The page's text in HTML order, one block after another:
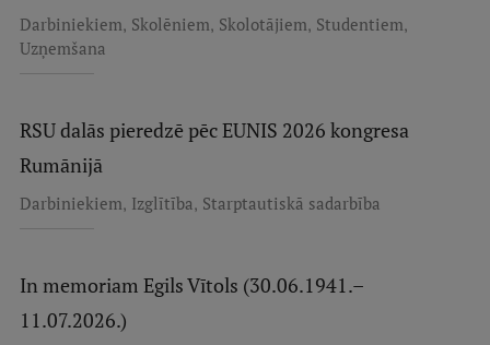
Darbiniekiem, Skolēniem, Skolotājiem, Studentiem,
Uzņemšana
RSU dalās pieredzē pēc EUNIS 2026 kongresa
Rumānijā
Darbiniekiem, Izglītība, Starptautiskā sadarbība
In memoriam Egils Vītols (30.06.1941.–
11.07.2026.)